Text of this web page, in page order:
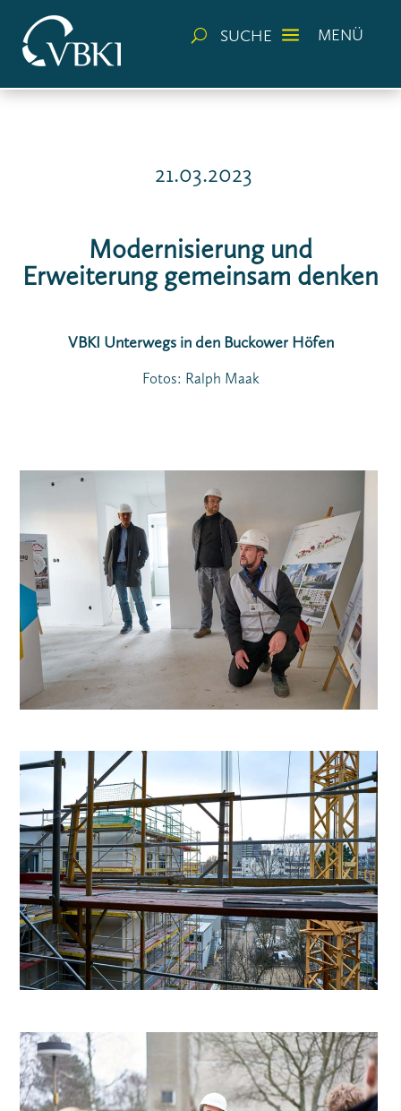
U SUCHE a MENÜ
21.03.2023
Modernisierung und
Erweiterung gemeinsam denken
VBKI Unterwegs in den Buckower Höfen
Fotos: Ralph Maak